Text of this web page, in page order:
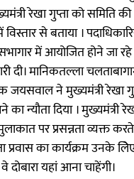
रेखा गुप्ता को समिति
से बताया ।
में आयोजित होने जा रहे
दी। मानिकतल्ला
ने मुख्यमंत्री रेखा
दिया । मुख्यमंत्री
पर प्रसन्नता व्यक्त
का कार्यक्रम उनके
यहां आना चाहेंगी।